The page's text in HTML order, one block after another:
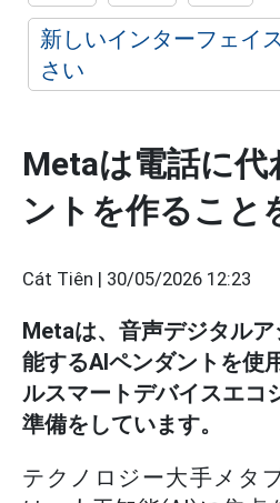
新しいインターフェイ
さい
Metaは電話に
ントを作ること
Cát Tiên | 30/05/2026 12:23
Metaは、音声デジタル
能するAIペンダントを使
ルスマートデバイスエコ
準備をしています。
テクノロジー大手メタ